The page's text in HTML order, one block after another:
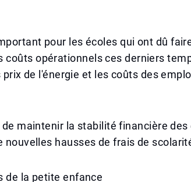
pour les écoles qui ont dû
opérationnels ces derniers
de l'énergie et les coûts des
maintenir la stabilité financière des
hausses de frais de
de la petite enfance